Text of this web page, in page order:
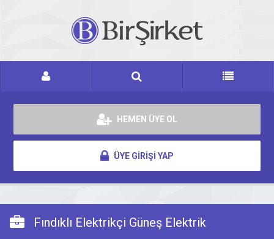
HEMEN ÜYE OL
ÜYE GİRİŞİ YAP
Fındıklı Elektrikçi Güneş Elektrik